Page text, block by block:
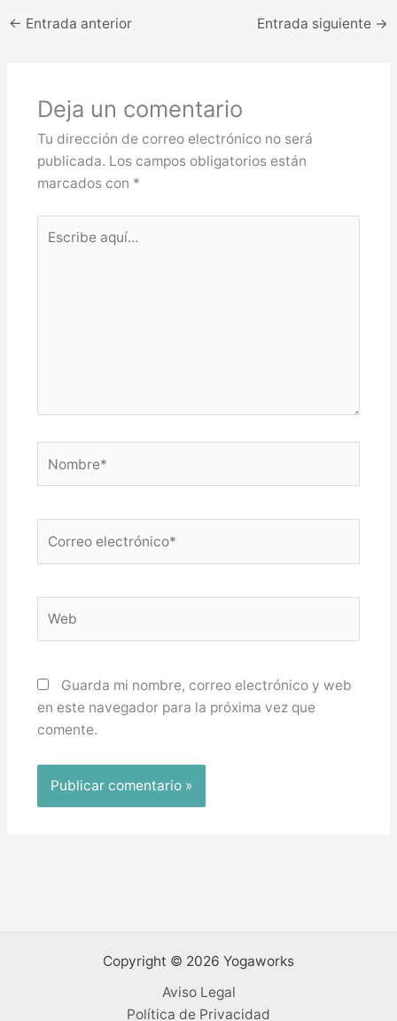
← Entrada anterior Entrada siguiente →
Deja un comentario
Tu dirección de correo electrónico no será
publicada. Los campos obligatorios están
marcados con *
aquí...
electrónico*
Guarda mi nombre, correo electrónico y web
en este navegador para la próxima vez que
comente.
Copyright © 2026 Yogaworks
Aviso Legal
Política de Privacidad